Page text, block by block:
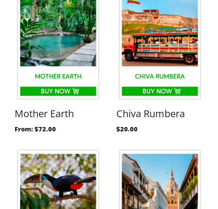
Mother Earth
From:$72.00
Chiva Rumbera
$20.00